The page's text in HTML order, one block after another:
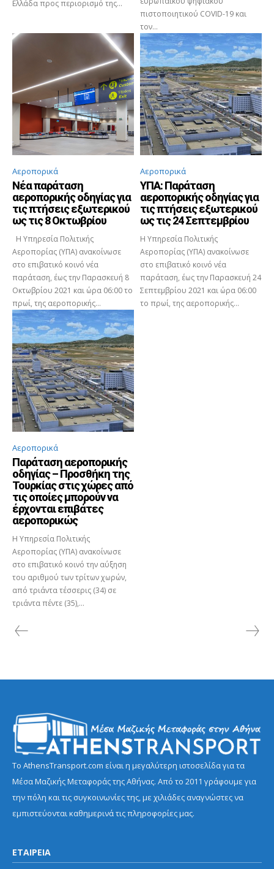
Ελλάδα προς περιορισμό της...
πιστοποιητικού COVID-19 και
τον...
Αεροπορικά
Νέα παράταση
αεροπορικής οδηγίας για
τις πτήσεις εξωτερικού
ως τις 8 Οκτωβρίου
Αεροπορίας (ΥΠΑ) ανακοίνωσε
στο επιβατικό κοινό νέα
παράταση, έως την Παρασκευή 8
Οκτωβρίου 2021 και ώρα 06:00 το
πρωί, της αεροπορικής...
Αεροπορικά
ΥΠΑ: Παράταση
αεροπορικής οδηγίας για
τις πτήσεις εξωτερικού
ως τις 24 Σεπτεμβρίου
Η Υπηρεσία Πολιτικής
Αεροπορίας (ΥΠΑ) ανακοίνωσε
στο επιβατικό κοινό νέα
παράταση, έως την Παρασκευή 24
Σεπτεμβρίου 2021 και ώρα 06:00
το πρωί, της αεροπορικής...
Αεροπορικά
Παράταση αεροπορικής
οδηγίας – Προσθήκη της
Τουρκίας στις χώρες από
τις οποίες μπορούν να
έρχονται επιβάτες
αεροπορικώς
Η Υπηρεσία Πολιτικής
Αεροπορίας (ΥΠΑ) ανακοίνωσε
στο επιβατικό κοινό την αύξηση
του αριθμού των τρίτων χωρών,
από τριάντα τέσσερις (34) σε
τριάντα πέντε (35),...
Το AthensTransport.com είναι η μεγαλύτερη ιστοσελίδα για τα
Μέσα Μαζικής Μεταφοράς της Αθήνας. Από το 2011 γράφουμε για
την πόλη και τις συγκοινωνίες της, με χιλιάδες αναγνώστες να
εμπιστεύονται καθημερινά τις πληροφορίες μας.
ΕΤΑΙΡΕΙΑ